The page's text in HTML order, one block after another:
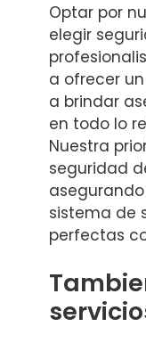
Optar por
elegir
a ofrecer
a brindar
en todo lo
Nuestra
seguridad
sistema de
perfectas